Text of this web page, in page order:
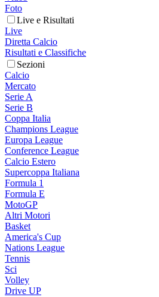
Foto
Live e Risultati
Live
Diretta Calcio
Risultati e Classifiche
Sezioni
Calcio
Mercato
Serie A
Serie B
Coppa Italia
Champions League
Europa League
Conference League
Calcio Estero
Supercoppa Italiana
Formula 1
Formula E
MotoGP
Altri Motori
Basket
America's Cup
Nations League
Tennis
Sci
Volley
Drive UP